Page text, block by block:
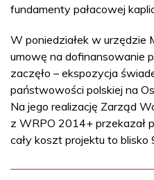
fundamenty pałacowej
W poniedziałek w urzędzie
umowę na dofinansowanie
zaczęło – ekspozycja
państwowości polskiej na
Na jego realizację Zarząd
z WRPO 2014+ przekazał
cały koszt projektu to blisko